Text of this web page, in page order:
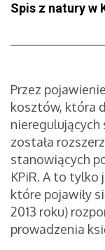
Spis z natury w
Przez
kosztów, która
została
stanowiących
KPiR. A to tylko
które pojawiły
2013 roku)
prowadzenia